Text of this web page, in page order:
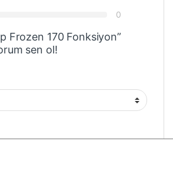
0
Frozen 170 Fonksiyon”
sen ol!